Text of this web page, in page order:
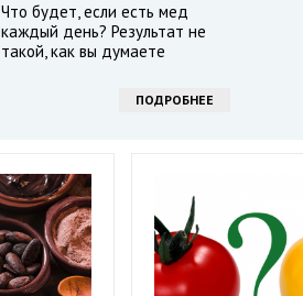
Что будет, если есть мед
каждый день? Результат не
такой, как вы думаете
ПОДРОБНЕЕ